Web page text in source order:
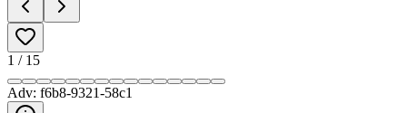
1 / 15
Adv: f6b8-9321-58c1